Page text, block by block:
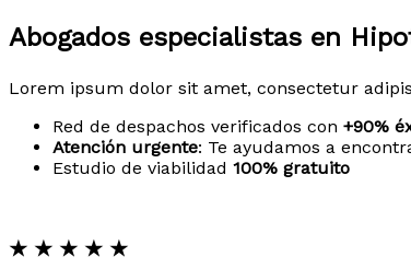
Abogados especialistas en
Lorem ipsum dolor sit amet, consectetur
Red de despachos verificados con +90%
Atención urgente: Te ayudamos a
Estudio de viabilidad 100% gratuito
★ ★ ★ ★ ★